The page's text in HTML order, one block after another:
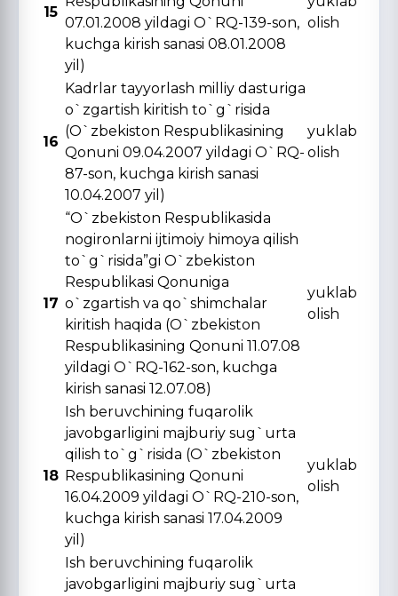
15
07.01.2008 yildagi O`RQ-139-son,
kuchga kirish sanasi 08.01.2008
yil)
olish
16
Kadrlar tayyorlash milliy dasturiga
o`zgartish kiritish to`g`risida
(O`zbekiston Respublikasining
Qonuni 09.04.2007 yildagi O`RQ-
87-son, kuchga kirish sanasi
10.04.2007 yil)
yuklab
olish
17
“O`zbekiston Respublikasida
nogironlarni ijtimoiy himoya qilish
to`g`risida”gi O`zbekiston
Respublikasi Qonuniga
o`zgartish va qo`shimchalar
kiritish haqida (O`zbekiston
Respublikasining Qonuni 11.07.08
yildagi O`RQ-162-son, kuchga
kirish sanasi 12.07.08)
yuklab
olish
18
Ish beruvchining fuqarolik
javobgarligini majburiy sug`urta
qilish to`g`risida (O`zbekiston
Respublikasining Qonuni
16.04.2009 yildagi O`RQ-210-son,
kuchga kirish sanasi 17.04.2009
yil)
yuklab
olish
Ish beruvchining fuqarolik
javobgarligini majburiy sug`urta